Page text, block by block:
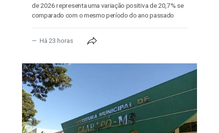
de 2026 representa uma variação positiva de 20,7% se
comparado com o mesmo período do ano passado
Há 23 horas